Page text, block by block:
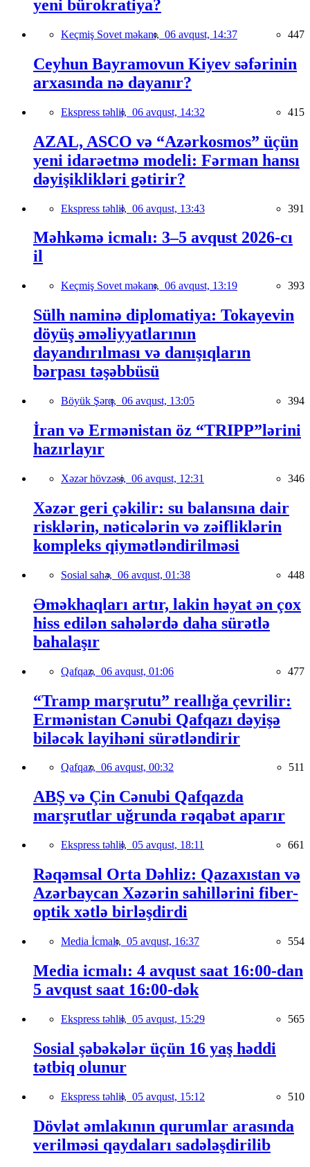
yeni bürokratiya?
Keçmiş Sovet məkanı, 06 avqust, 14:37 447
Ceyhun Bayramovun Kiyev səfərinin
arxasında nə dayanır?
Ekspress təhlil, 06 avqust, 14:32 415
AZAL, ASCO və “Azərkosmos” üçün
yeni idarəetmə modeli: Fərman hansı
dəyişiklikləri gətirir?
Ekspress təhlil, 06 avqust, 13:43 391
Məhkəmə icmalı: 3–5 avqust 2026-cı
il
Keçmiş Sovet məkanı, 06 avqust, 13:19 393
Sülh naminə diplomatiya: Tokayevin
döyüş əməliyyatlarının
dayandırılması və danışıqların
bərpası təşəbbüsü
Böyük Şərq, 06 avqust, 13:05 394
İran və Ermənistan öz “TRIPP”lərini
hazırlayır
Xəzər hövzəsi, 06 avqust, 12:31 346
Xəzər geri çəkilir: su balansına dair
risklərin, nəticələrin və zəifliklərin
kompleks qiymətləndirilməsi
Sosial sahə, 06 avqust, 01:38 448
Əməkhaqları artır, lakin həyat ən çox
hiss edilən sahələrdə daha sürətlə
bahalaşır
Qafqaz, 06 avqust, 01:06 477
“Tramp marşrutu” reallığa çevrilir:
Ermənistan Cənubi Qafqazı dəyişə
biləcək layihəni sürətləndirir
Qafqaz, 06 avqust, 00:32 511
ABŞ və Çin Cənubi Qafqazda
marşrutlar uğrunda rəqabət aparır
Ekspress təhlil, 05 avqust, 18:11 661
Rəqəmsal Orta Dəhliz: Qazaxıstan və
Azərbaycan Xəzərin sahillərini fiber-
optik xətlə birləşdirdi
Media İcmalı, 05 avqust, 16:37 554
Media icmalı: 4 avqust saat 16:00-dan
5 avqust saat 16:00-dək
Ekspress təhlil, 05 avqust, 15:29 565
Sosial şəbəkələr üçün 16 yaş həddi
tətbiq olunur
Ekspress təhlil, 05 avqust, 15:12 510
Dövlət əmlakının qurumlar arasında
verilməsi qaydaları sadələşdirilib